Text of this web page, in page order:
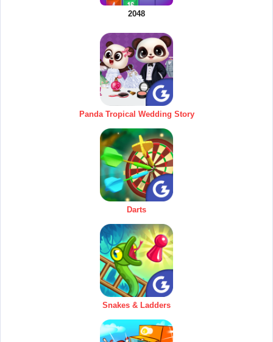
2048
Panda Tropical Wedding Story
Darts
Snakes & Ladders